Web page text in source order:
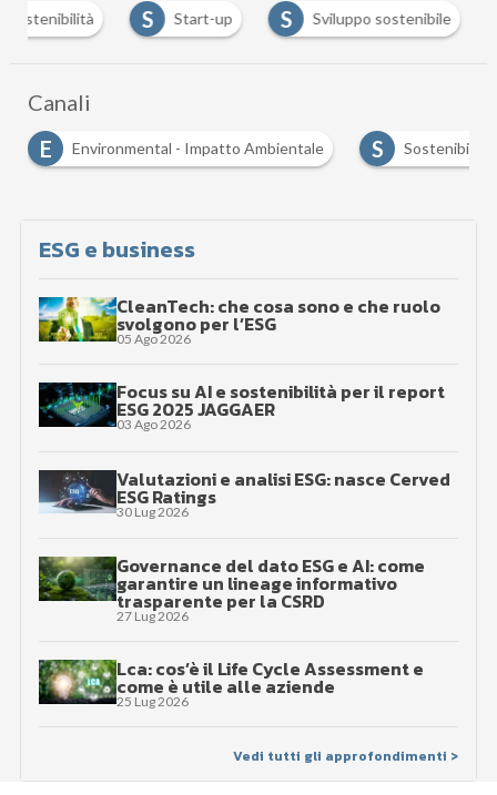
sostenibilità S Start-up S Sviluppo sostenibile
Canali
Environmental - Impatto Ambientale S Sostenibilità
ESG e business
CleanTech: che cosa sono e che ruolo
svolgono per l’ESG
05 Ago 2026
Focus su AI e sostenibilità per il report
ESG 2025 JAGGAER
03 Ago 2026
Valutazioni e analisi ESG: nasce Cerved
ESG Ratings
30 Lug 2026
Governance del dato ESG e AI: come
garantire un lineage informativo
trasparente per la CSRD
27 Lug 2026
Lca: cos’è il Life Cycle Assessment e
come è utile alle aziende
25 Lug 2026
Vedi tutti gli approfondimenti >